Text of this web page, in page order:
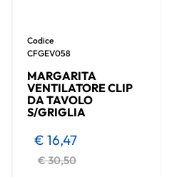
Codice
CFGEV058
MARGARITA
VENTILATORE CLIP
DA TAVOLO
S/GRIGLIA
€ 30,50
€ 16,47